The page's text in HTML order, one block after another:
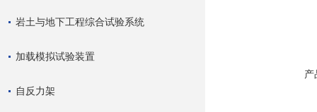
岩土与地下工程综合试验系统
加载模拟试验装置
自反力架
产